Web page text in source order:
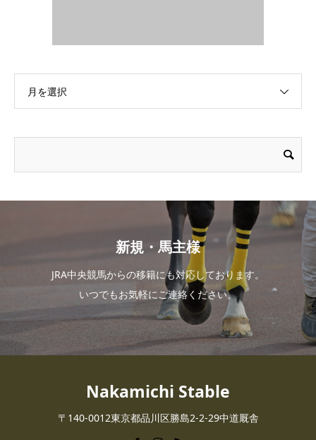
月を選択
新規・馬主様
JRA中央競馬からの移籍にも対応しております。
いつでもお気軽にご連絡ください。
Nakamichi Stable
〒140-0012東京都品川区勝島2-2-29中道厩舎